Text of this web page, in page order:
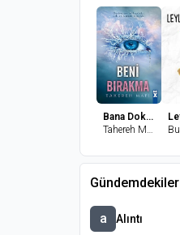
Bana Dokunma 2-Beni Bırakma
Tahereh Mafi
Gündemdekiler
a Alıntı